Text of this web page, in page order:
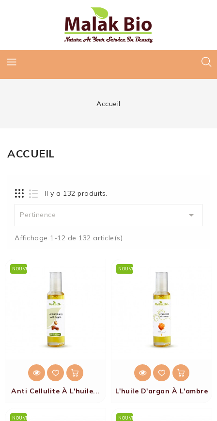
Accueil
ACCUEIL
Il y a 132 produits.
Pertinence 
Affichage 1-12 de 132 article(s)
NOUVEAU
Anti Cellulite À L'huile...
NOUVEAU
L'huile D'argan À L'ambre
NOUVEAU NOUVEAU